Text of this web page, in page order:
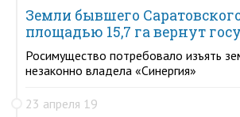
Земли бывшего
площадью 15,7 га вернут
Росимущество потребовало изъять
незаконно владела «Синергия»
23 апреля 19